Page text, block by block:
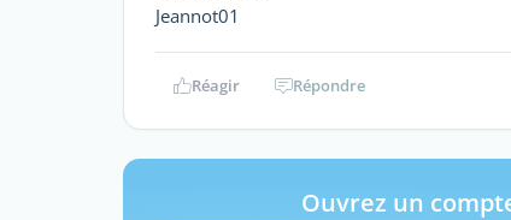
Jeannot01
Réagir Répondre
Ouvrez un